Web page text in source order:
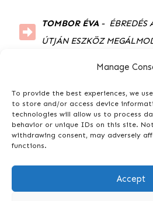
Manage
To provide the best experiences, we
to store and/or access device
technologies will allow us to process
behavior or unique IDs on this site.
withdrawing consent, may adversely
functions.
Accept
TOMBOR ÉVA -  ÉBREDÉS
ÚTJÁN ESZKÖZ
Általános Szerződési
Tájékoztató